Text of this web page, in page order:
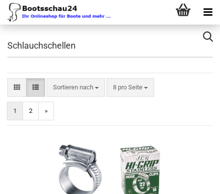
Schlauchschellen
Sortieren nach
Sortieren nach 8 pro Seite
pro Seite
1 2 »